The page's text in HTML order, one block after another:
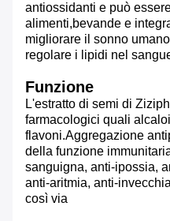
antiossidanti e può
alimenti,bevande e
migliorare il sonno
regolare i lipidi nel
Funzione
L'estratto di semi di
farmacologici quali
flavoni.Aggregazione
della funzione
sanguigna, anti-ipossia,
anti-aritmia, anti-
così via